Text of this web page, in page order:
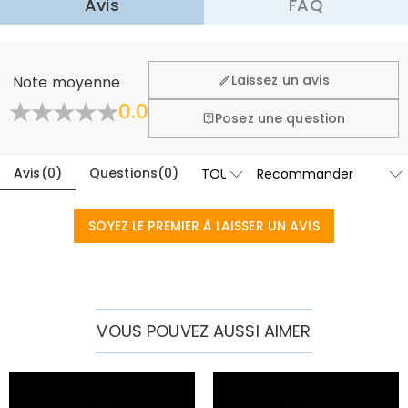
lors de vos achats, c'est pourquoi nous offrons une
politique de retour et d'échange facile de 60 jours.
En savoir plus
Avis FAQ
Note moyenne
0.0
Laissez un avis
Posez une question
Avis (0) Questions(0)
SOYEZ LE PREMIER À LAISSER UN AVIS
VOUS POUVEZ AUSSI AIMER